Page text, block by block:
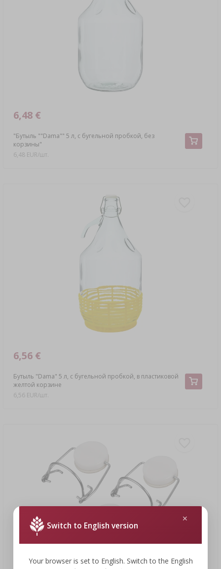
"Бутыль ""Dama"" 5 л, с бугельной пробкой, без
корзины"
6,48 €
6,48 EUR/шт.
Бутыль "Dama" 5 л, с бугельной пробкой, в пластиковой
желтой корзине
6,56 €
6,56 EUR/шт.
Switch to English version
Your browser is set to English. Switch to the English